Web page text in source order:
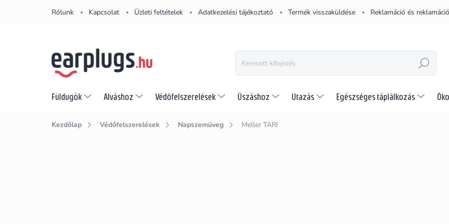
Rólunk Kapcsolat Üzleti feltételek Adatkezelési tájékoztató Termék visszaküldése Reklamáció és
KERESÉS
Füldugók Alváshoz Védőfelszerelések Úszáshoz Utazás Egészséges táplálkozás
Kezdőlap Védőfelszerelések Napszemüveg Meller TARI